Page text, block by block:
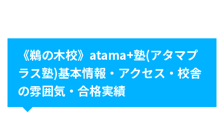
《鵜の木校》atama+塾(アタマプ
ラス塾)基本情報・アクセス・校舎
の雰囲気・合格実績